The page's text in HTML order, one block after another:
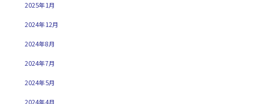
2025年1月
2024年12月
2024年8月
2024年7月
2024年5月
2024年4月